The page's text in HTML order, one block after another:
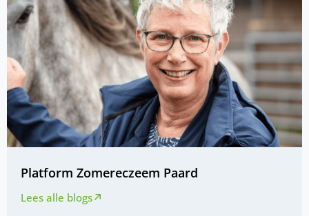
Platform Zomereczeem Paard
Lees alle blogs